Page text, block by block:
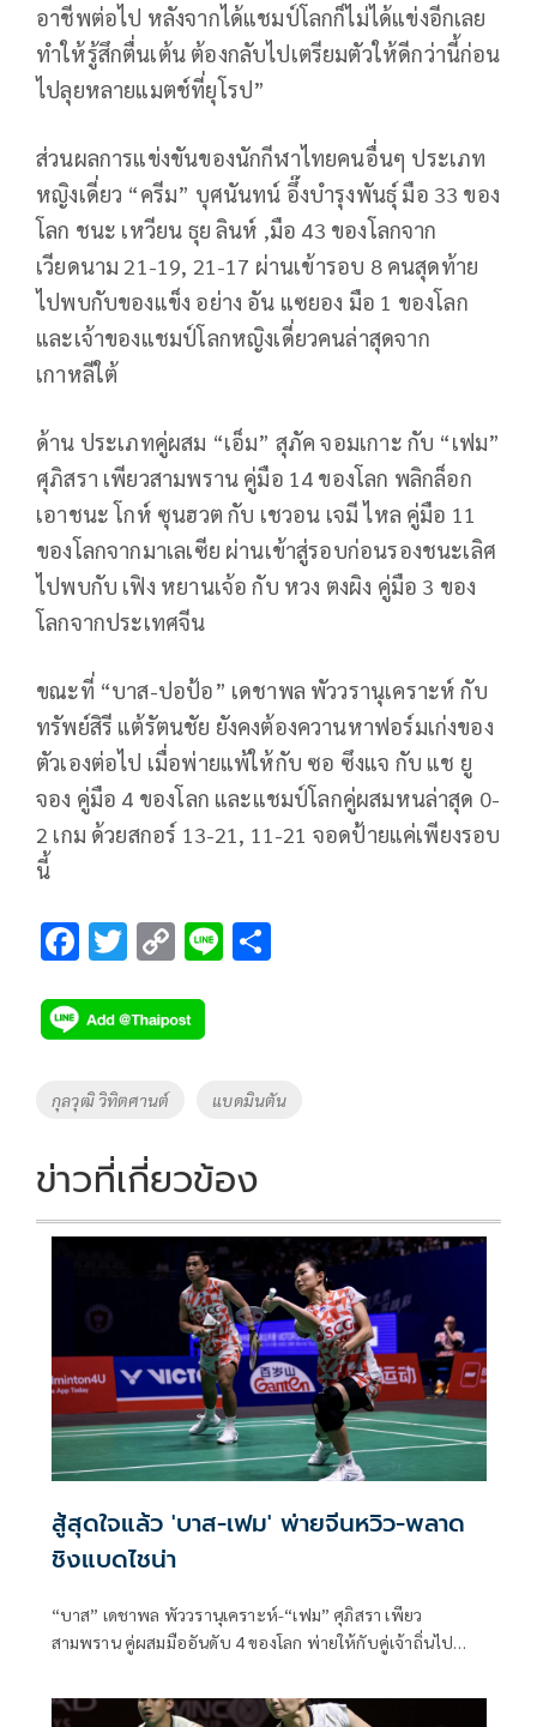
อาชีพต่อไป หลังจากได้แชมป์โลกก็ไม่ได้แข่งอีกเลย
ทำให้รู้สึกตื่นเต้น ต้องกลับไปเตรียมตัวให้ดีกว่านี้ก่อน
ไปลุยหลายแมตช์ที่ยุโรป”
ส่วนผลการแข่งขันของนักกีฬาไทยคนอื่นๆ ประเภท
หญิงเดี่ยว “ครีม” บุศนันทน์ อึ๊งบำรุงพันธุ์ มือ 33 ของ
โลก ชนะ เหวียน ธุย ลินห์ ,มือ 43 ของโลกจาก
เวียดนาม 21-19, 21-17 ผ่านเข้ารอบ 8 คนสุดท้าย
ไปพบกับของแข็ง อย่าง อัน แซยอง มือ 1 ของโลก
และเจ้าของแชมป์โลกหญิงเดี่ยวคนล่าสุดจาก
เกาหลีใต้
ด้าน ประเภทคู่ผสม “เอ็ม” สุภัค จอมเกาะ กับ “เฟม”
ศุภิสรา เพียวสามพราน คู่มือ 14 ของโลก พลิกล็อก
เอาชนะ โกห์ ซุนฮวต กับ เชวอน เจมี ไหล คู่มือ 11
ของโลกจากมาเลเซีย ผ่านเข้าสู่รอบก่อนรองชนะเลิศ
ไปพบกับ เฟิง หยานเจ้อ กับ หวง ตงผิง คู่มือ 3 ของ
โลกจากประเทศจีน
ขณะที่ “บาส-ปอป้อ” เดชาพล พัววรานุเคราะห์ กับ
ทรัพย์สิรี แต้รัตนชัย ยังคงต้องควานหาฟอร์มเก่งของ
ตัวเองต่อไป เมื่อพ่ายแพ้ให้กับ ซอ ซึงแจ กับ แช ยู
จอง คู่มือ 4 ของโลก และแชมป์โลกคู่ผสมหนล่าสุด 0-
2 เกม ด้วยสกอร์ 13-21, 11-21 จอดป้ายแค่เพียงรอบ
นี้
F
e
b
o
k
T
tt
er
C
p
y
k
Li
Tags
กุลวุฒิ วิทิตศานต์ แบดมินตัน
ข่าวที่เกี่ยวข้อง
สู้สุดใจแล้ว 'บาส-เฟม' พ่ายจีนหวิว-พลาด
ชิงแบดไชน่า
“บาส” เดชาพล พัววรานุเคราะห์-“เฟม” ศุภิสรา เพียว
สามพราน คู่ผสมมืออันดับ 4 ของโลก พ่ายให้กับคู่เจ้าถิ่นไป
น่า โอ